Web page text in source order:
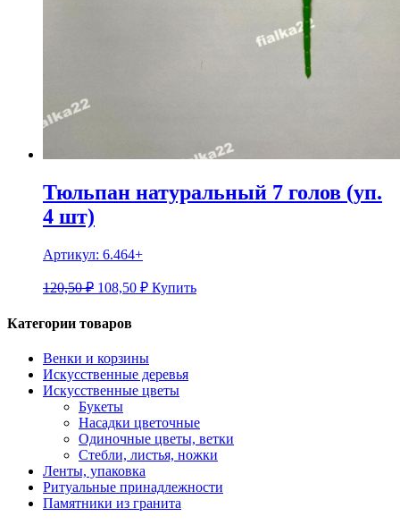
Тюльпан натуральный 7 голов (уп.
4 шт)
Артикул: 6.464+
120,50 ₽ 108,50 ₽ Купить
Категории товаров
Венки и корзины
Искусственные деревья
Искусственные цветы
Букеты
Насадки цветочные
Одиночные цветы, ветки
Стебли, листья, ножки
Ленты, упаковка
Ритуальные принадлежности
Памятники из гранита